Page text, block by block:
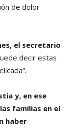
de dolor
el secretario
decir estas
y, en ese
familias en el
haber